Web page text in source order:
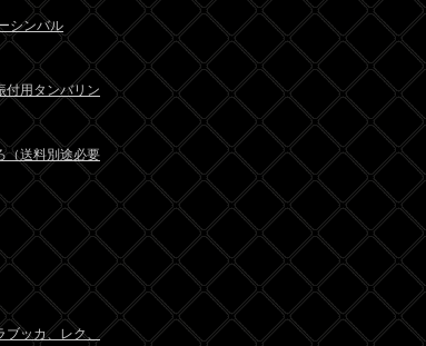
シンバル
付用タンバリン
（送料別途必要
ブッカ、レク、